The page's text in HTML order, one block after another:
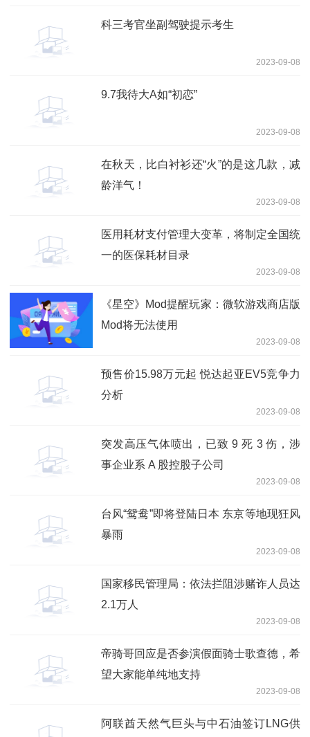
科三考官坐副驾驶提示考生
2023-09-08
9.7我待大A如“初恋”
2023-09-08
在秋天，比白衬衫还“火”的是这几款，减
龄洋气！
2023-09-08
医用耗材支付管理大变革，将制定全国统
一的医保耗材目录
2023-09-08
《星空》Mod提醒玩家：微软游戏商店版
Mod将无法使用
2023-09-08
预售价15.98万元起 悦达起亚EV5竞争力
分析
2023-09-08
突发高压气体喷出，已致 9 死 3 伤，涉
事企业系 A 股控股子公司
2023-09-08
台风“鸳鸯”即将登陆日本 东京等地现狂风
暴雨
2023-09-08
国家移民管理局：依法拦阻涉赌诈人员达
2.1万人
2023-09-08
帝骑哥回应是否参演假面骑士歌查德，希
望大家能单纯地支持
2023-09-08
阿联酋天然气巨头与中石油签订LNG供